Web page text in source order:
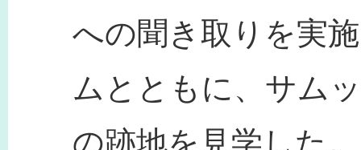
への聞き取りを実
ムとともに、サム
の跡地を見学した